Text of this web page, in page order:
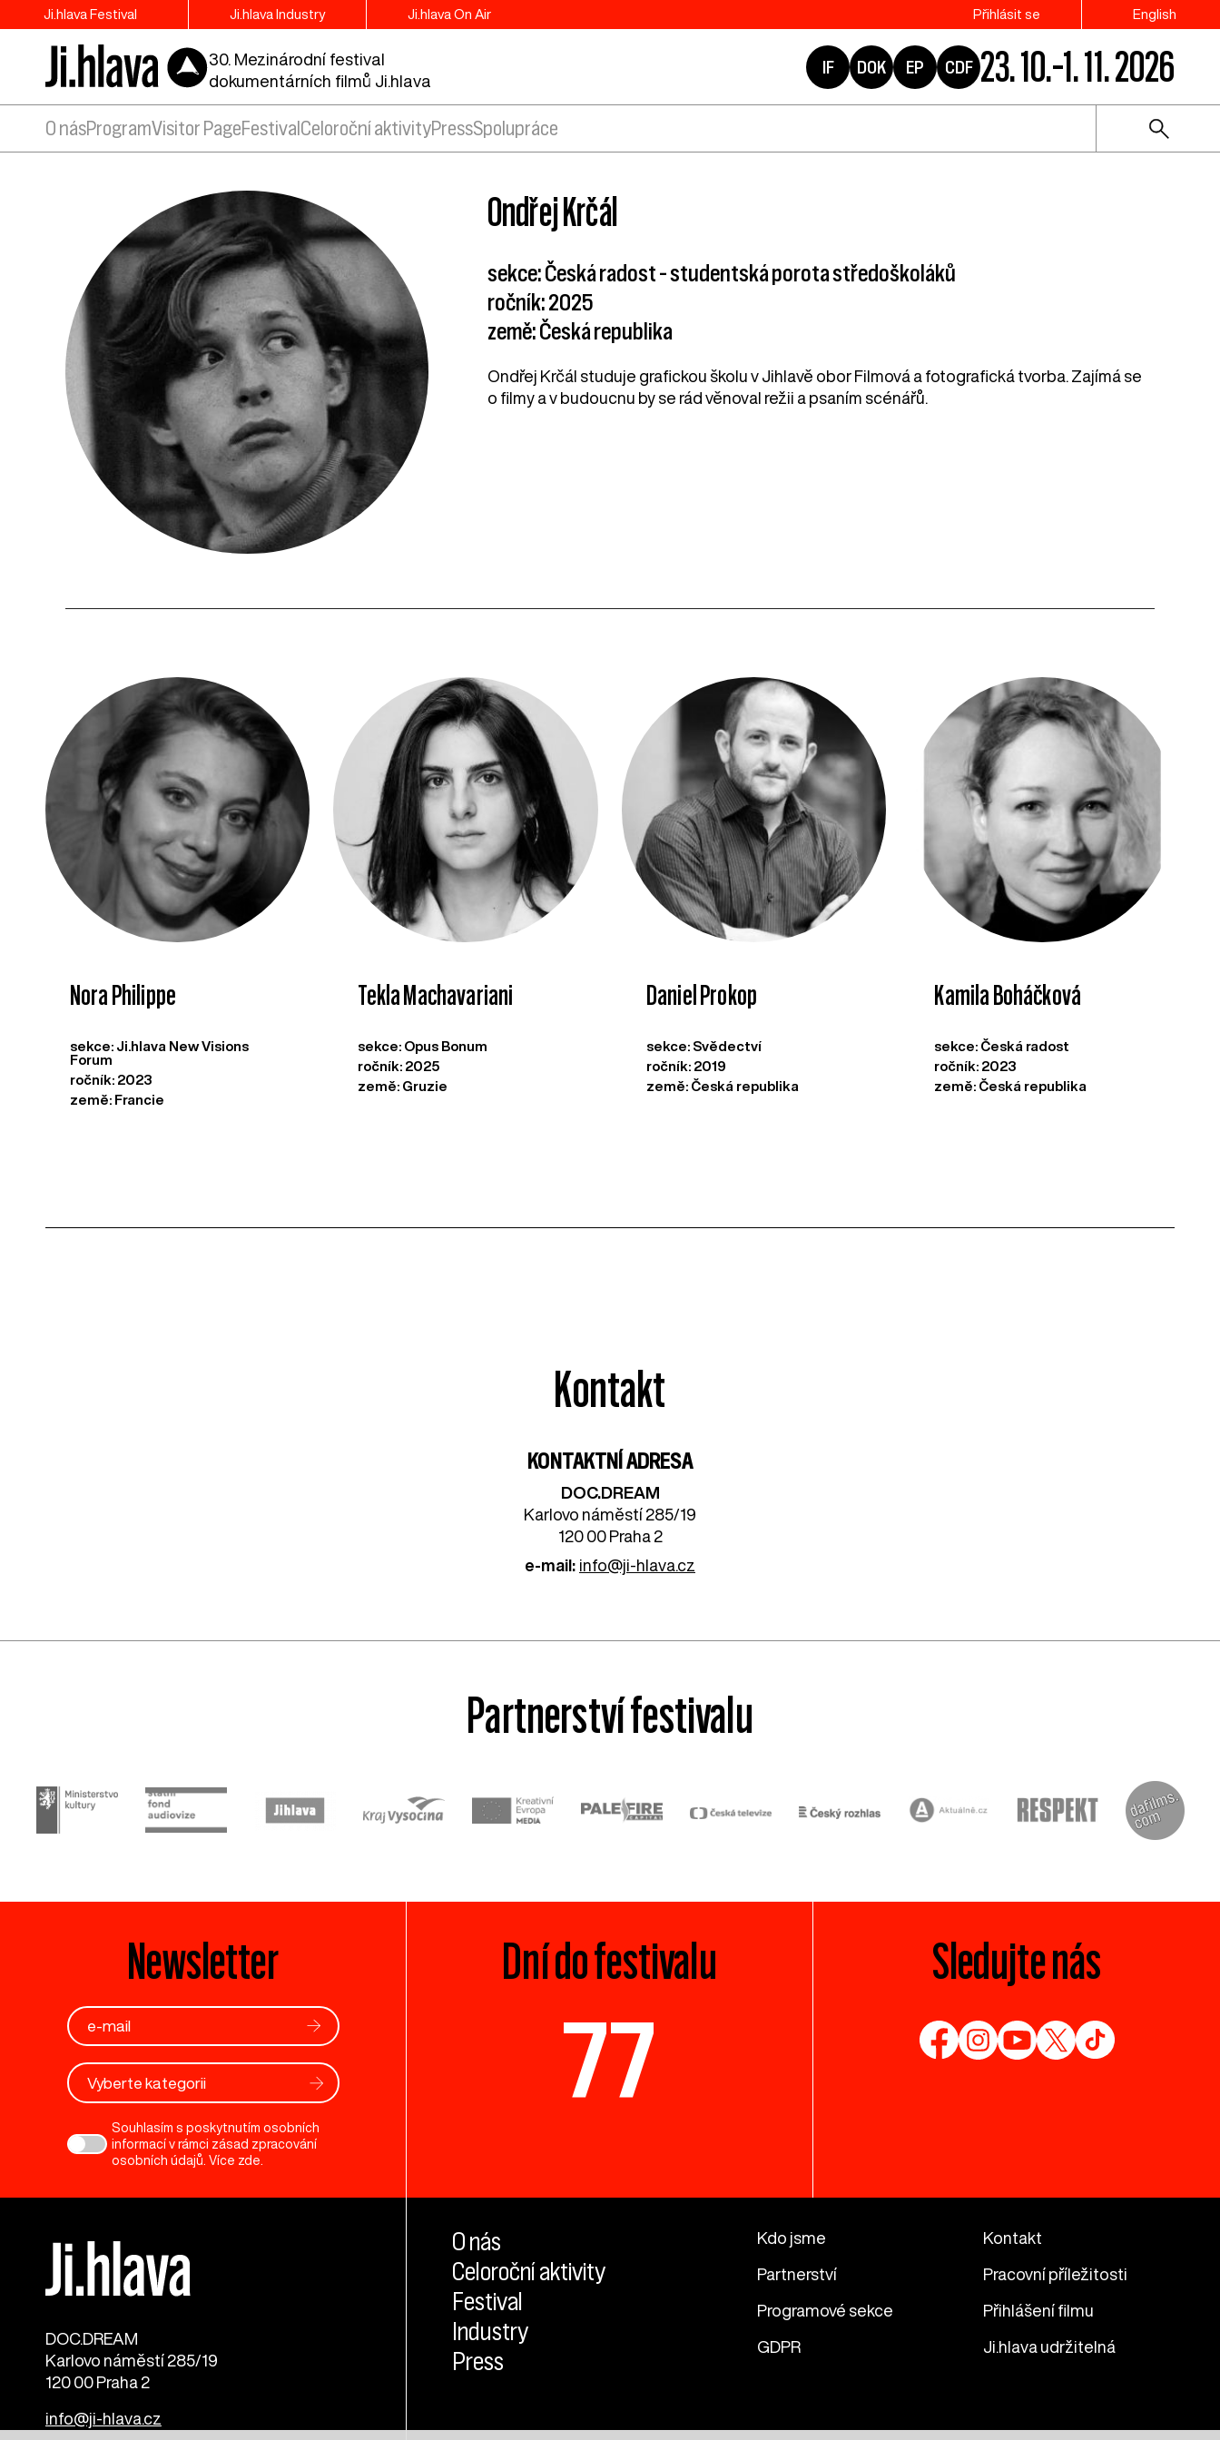
Ji.hlava Festival Ji.hlava Industry Ji.hlava On Air Přihlásit se English
30. Mezinárodní festival
dokumentárních filmů Ji.hlava
IF DOK EP CDF 23. 10.–1. 11. 2026
O násProgramVisitor PageFestival Celoroční aktivityPressSpolupráce
Ondřej Krčál
sekce: Česká radost – studentská porota středoškoláků
ročník: 2025
země: Česká republika
Ondřej Krčál studuje grafickou školu v Jihlavě obor Filmová a fotografická tvorba. Zajímá se
o filmy a v budoucnu by se rád věnoval režii a psaním scénářů.
Nora Philippe
sekce: Ji.hlava New Visions
Forum
ročník: 2023
země: Francie
Tekla Machavariani
sekce: Opus Bonum
ročník: 2025
země: Gruzie
Daniel Prokop
sekce: Svědectví
ročník: 2019
země: Česká republika
Kamila Boháčková
sekce: Česká radost
ročník: 2023
země: Česká republika
Kontakt
KONTAKTNÍ ADRESA
DOC.DREAM​
Karlovo náměstí 285/19
120 00 Praha 2
e-mail: info@ji-hlava.cz
Partnerství festivalu
Newsletter
Vyberte kategorii
Souhlasím s poskytnutím osobních
informací v rámci zásad zpracování
osobních údajů. Více zde
Dní do festivalu
77
Sledujte nás
DOC.DREAM​
Karlovo náměstí 285/19
120 00 Praha 2
info@ji-hlava.cz
O nás
Celoroční aktivity
Festival
Industry
Press
Kdo jsme Kontakt
Partnerství Pracovní příležitosti
Programové sekce Přihlášení filmu
GDPR Ji.hlava udržitelná